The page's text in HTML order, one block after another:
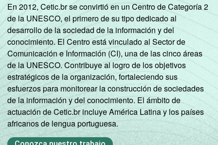
En 2012, Cetic.br se convirtió en un Centro de Categoría 2
de la UNESCO, el primero de su tipo dedicado al
desarrollo de la sociedad de la información y del
conocimiento. El Centro está vinculado al Sector de
Comunicación e Información (CI), una de las cinco áreas
de la UNESCO. Contribuye al logro de los objetivos
estratégicos de la organización, fortaleciendo sus
esfuerzos para monitorear la construcción de sociedades
de la información y del conocimiento. El ámbito de
actuación de Cetic.br incluye América Latina y los países
africanos de lengua portuguesa.